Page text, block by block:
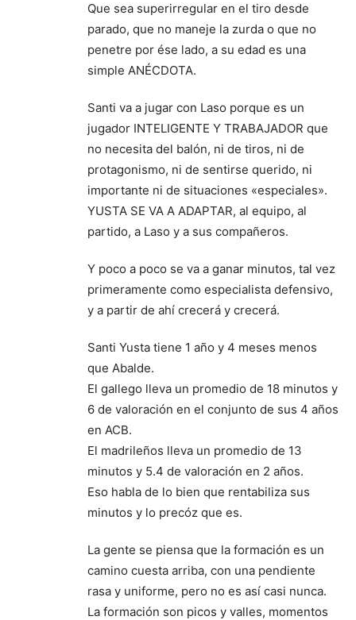
Que sea superirregular en el tiro desde
parado, que no maneje la zurda o que no
penetre por ése lado, a su edad es una
simple ANÉCDOTA.
Santi va a jugar con Laso porque es un
jugador INTELIGENTE Y TRABAJADOR que
no necesita del balón, ni de tiros, ni de
protagonismo, ni de sentirse querido, ni
importante ni de situaciones «especiales».
YUSTA SE VA A ADAPTAR, al equipo, al
partido, a Laso y a sus compañeros.
Y poco a poco se va a ganar minutos, tal vez
primeramente como especialista defensivo,
y a partir de ahí crecerá y crecerá.
Santi Yusta tiene 1 año y 4 meses menos
que Abalde.
El gallego lleva un promedio de 18 minutos y
6 de valoración en el conjunto de sus 4 años
en ACB.
El madrileños lleva un promedio de 13
minutos y 5.4 de valoración en 2 años.
Eso habla de lo bien que rentabiliza sus
minutos y lo precóz que es.
La gente se piensa que la formación es un
camino cuesta arriba, con una pendiente
rasa y uniforme, pero no es así casi nunca.
La formación son picos y valles, momentos